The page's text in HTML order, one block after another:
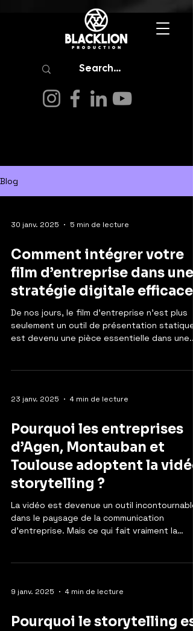
Blog
30 janv. 2025 5 min de lecture
Comment intégrer votre
film d’entreprise dans une
stratégie digitale efficace
De nos jours, le film d’entreprise n’est plus
seulement un outil de présentation statique.
est devenu une pièce essentielle dans une...
23 janv. 2025 4 min de lecture
Pourquoi les entreprises
d’Agen, Montauban et
Toulouse adoptent la vidéo
storytelling ?
La vidéo est devenue un outil incontournable
dans le paysage de la communication
d’entreprise. Mais ce qui fait vraiment la
9 janv. 2025 4 min de lecture
Pourquoi le storytelling